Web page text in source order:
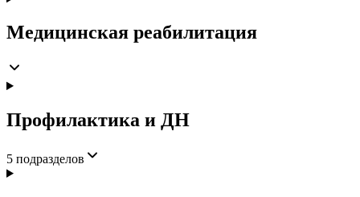
Медицинская реабилитация
Профилактика и ДН
5 подразделов